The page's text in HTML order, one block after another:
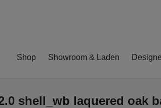
Shop Showroom & Laden
shell_wb laquered oak